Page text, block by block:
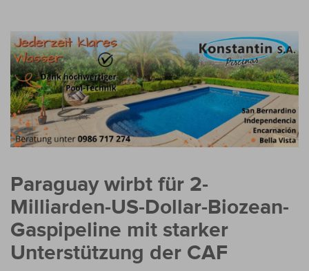
Paraguay wirbt für 2-
Milliarden-US-Dollar-Biozean-
Gaspipeline mit starker
Unterstützung der CAF